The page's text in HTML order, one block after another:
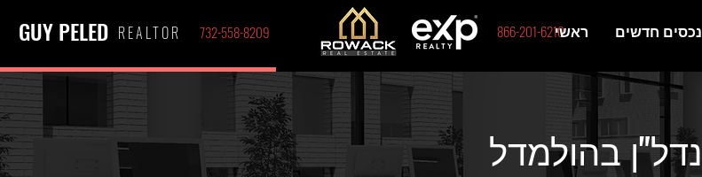
GUY PELED REALTOR 732-558-8209 866-201-6210ראשי נכסים חדשים
נדל"ן בהולמדל